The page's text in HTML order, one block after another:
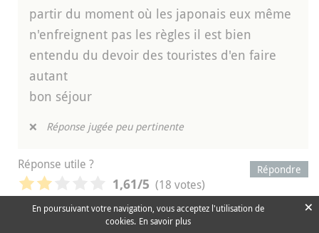
partir du moment où les japonais eux même
n'enfreignent pas les règles il est bien
entendu du devoir des touristes d'en faire
autant
bon séjour
❌ Réponse jugée peu pertinente
Répondre
Réponse utile ?
1,61/5 (18 votes)
En poursuivant votre navigation, vous acceptez l'utilisation de
cookies. En savoir plus
×